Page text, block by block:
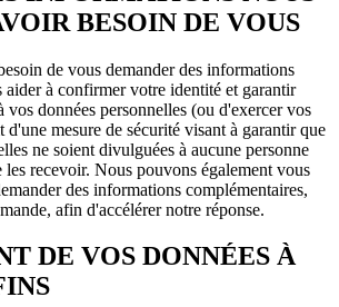
BESOIN DE VOUS
de vous demander des informations
aider à confirmer votre identité et garantir
vos données personnelles (ou d'exercer vos
mesure de sécurité visant à garantir que
ne soient divulguées à aucune personne
les recevoir. Nous pouvons également vous
des informations complémentaires,
afin d'accélérer notre réponse.
DE VOS DONNÉES À